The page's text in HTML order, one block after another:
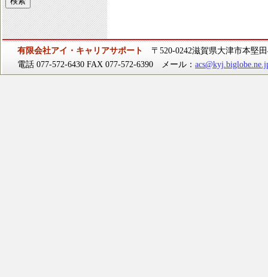
有限会社アイ・キャリアサポート
〒520-0242滋賀県大津市本堅
電話 077-572-6430 FAX 077-572-6390 メール：